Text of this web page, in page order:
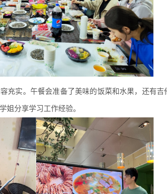
充实。午餐会准备了美味的饭菜和水果，还有
姐分享学习工作经验。